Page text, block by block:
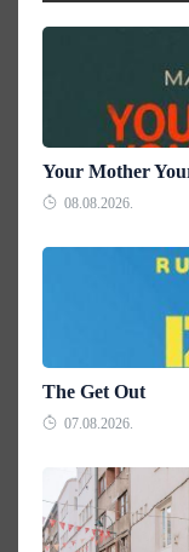
Your Mother
08.08.2026.
The Get Out
07.08.2026.